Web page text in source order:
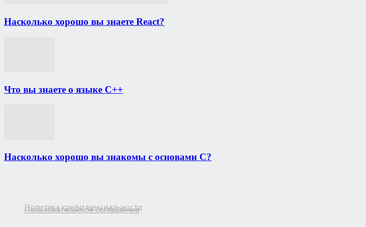
Насколько хорошо вы знаете React?
Что вы знаете о языке C++
Насколько хорошо вы знакомы с основами C?
Политика конфиденциальности
Пользовательское соглашение